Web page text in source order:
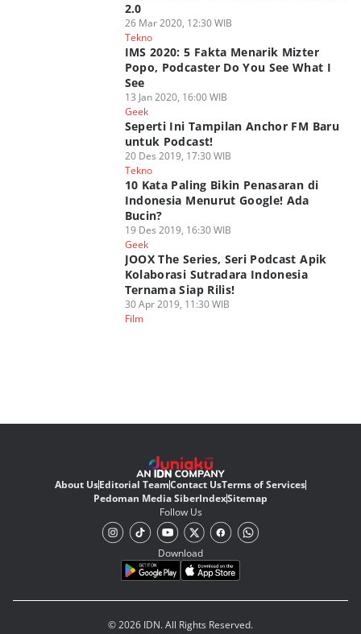
2.0
26 Mar 2020, 12:30 WIB
Tekno
IMS 2020: 5 Fakta Menarik Mizter
Popo, Podcaster Do You See What I
See
13 Jan 2020, 16:00 WIB
Geek
Seperti Ini Tampilan Anchor FM Baru
untuk Podcast!
20 Des 2019, 17:30 WIB
Tekno
10 Kata Paling Bikin Penasaran di
Indonesia Menurut Google! Ada
Bucin?
19 Des 2019, 16:30 WIB
Geek
JOOX The Series, Seri Podcast Apik
Kolaborasi Sutradara Indonesia
Ternama Siap Rilis!
30 Apr 2019, 11:30 WIB
Film
About UsEditorial TeamContact UsTerms of Services
Pedoman Media SiberIndexSitemap
Follow Us
Download
© 2026 IDN. All Rights Reserved.